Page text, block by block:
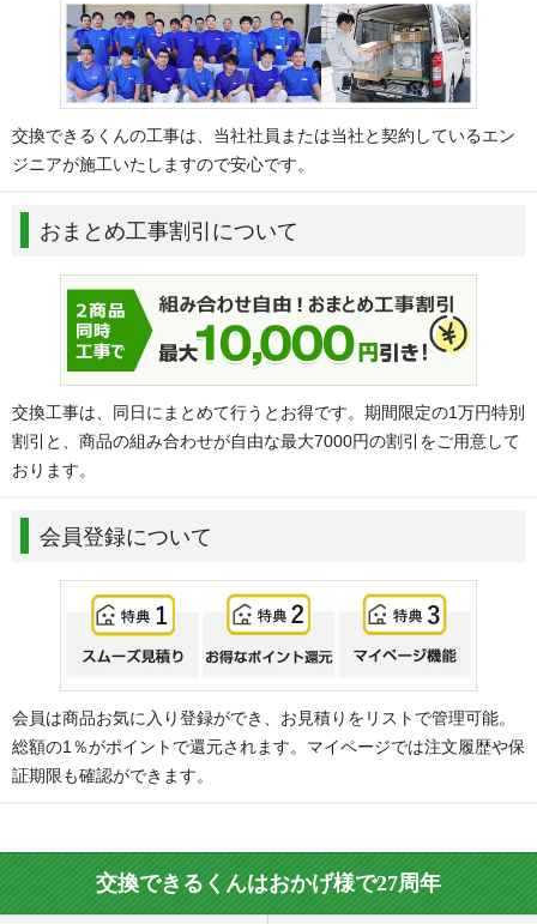
交換できるくんの工事は、当社社員または当社と契約しているエン
ジニアが施工いたしますので安心です。
おまとめ工事割引について
交換工事は、同日にまとめて行うとお得です。期間限定の1万円特別
割引と、商品の組み合わせが自由な最大7000円の割引をご用意して
おります。
会員登録について
会員は商品お気に入り登録ができ、お見積りをリストで管理可能。
総額の1％がポイントで還元されます。マイページでは注文履歴や保
証期限も確認ができます。
交換できるくんはおかげ様で27周年